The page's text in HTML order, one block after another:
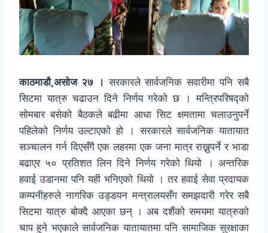
काठमाडौ,असोज २७ । सरकारले सार्वजनिक सवारीमा पनि सबै
सिटमा यात्रु चढाउन दिने निर्णय गरेको छ । मन्त्रिपरिषद्को
सोमबार बसेको बैठकले बढीमा आधा सिट क्षमतामा चलाउनुपर्ने
पहिलेको निर्णय उल्टाएको हो । सरकारले सार्वजनिक यातायात
सञ्चालन गर्न दिएसँगै एक लहरमा एक जना मात्र राख्नुपर्ने र भाडा
बढाएर ५० प्रतिशत लिन दिने निर्णय गरेको थियो । अन्तरिक
हवाई उडानमा पनि यही भनिएको थियो । तर हवाई सेवा प्रदायक
कम्पनीहरुले नागरिक उड्डयन मन्त्रालयसँग समझदारी गरेर सबै
सिटमा यात्रु बोक्दै आएका छन् । अब दशैंको समयमा यात्रुको
चाप हुने भएकाले सार्वजनिक यातायातमा पनि सामाजिक सुरक्षाका